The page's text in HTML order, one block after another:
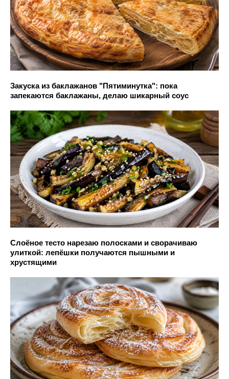
Закуска из баклажанов "Пятиминутка": пока
запекаются баклажаны, делаю шикарный соус
Слоёное тесто нарезаю полосками и сворачиваю
улиткой: лепёшки получаются пышными и
хрустящими